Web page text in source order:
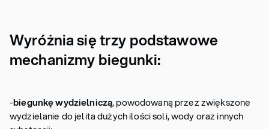
Wyróżnia się trzy podstawowe
mechanizmy biegunki:
-biegunkę wydzielniczą, powodowaną przez zwiększone
wydzielanie do jelita dużych ilości soli, wody oraz innych